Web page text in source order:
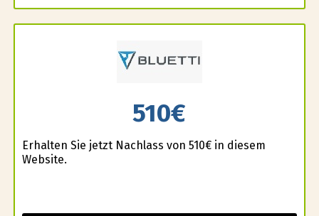
510€
Erhalten Sie jetzt Nachlass von 510€ in diesem
Website.